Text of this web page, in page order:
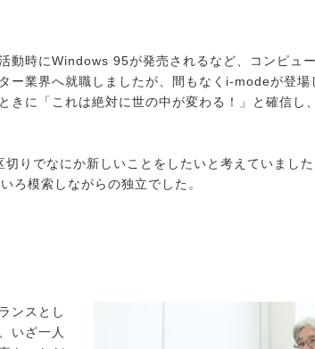
動時にWindows 95が発売されるなど、コンピュ
ー業界へ就職しましたが、間もなくi-modeが登場
きに「これは絶対に世の中が変わる！」と確信し
りでなにか新しいことをしたいと考えていまし
ろ模索しながらの独立でした。
ンスとし
いざ一人